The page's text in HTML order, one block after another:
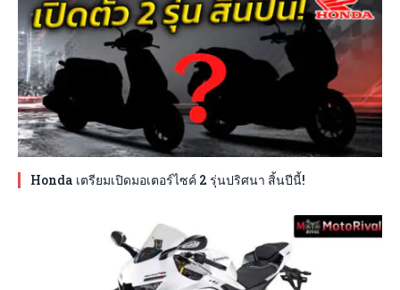
Honda เตรียมเปิดมอเตอร์ไซค์ 2 รุ่นปริศนา สิ้นปีนี้!